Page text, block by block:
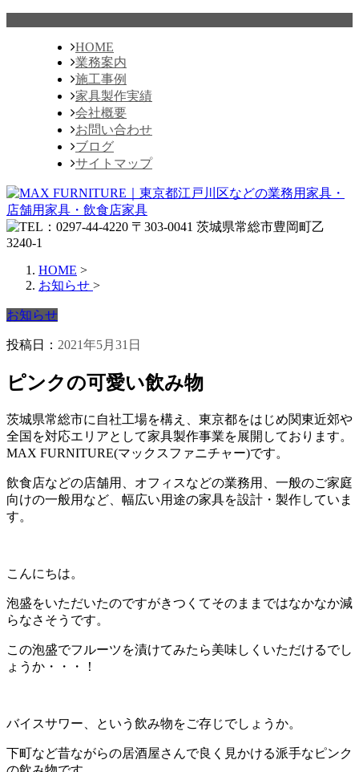
HOME
業務案内
施工事例
家具製作実績
会社概要
お問い合わせ
ブログ
サイトマップ
HOME >
お知らせ >
お知らせ
投稿日： 2021年5月31日
ピンクの可愛い飲み物
茨城県常総市に自社工場を構え、東京都をはじめ関東近郊や
全国を対応エリアとして家具製作事業を展開しております。
MAX FURNITURE(マックスファニチャー)です。
飲食店などの店舗用、オフィスなどの業務用、一般のご家庭
向けの一般用など、幅広い用途の家具を設計・製作していま
す。
こんにちは。
泡盛をいただいたのですがきつくてそのままではなかなか減
らなさそうです。
この泡盛でフルーツを漬けてみたら美味しくいただけるでし
ょうか・・・！
バイスサワー、という飲み物をご存じでしょうか。
下町など昔ながらの居酒屋さんで良く見かける派手なピンク